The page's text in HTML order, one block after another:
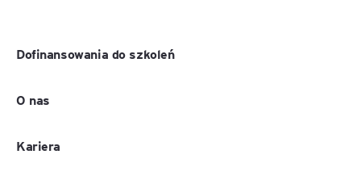
Dofinansowania do szkoleń
O nas
Kariera